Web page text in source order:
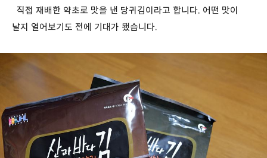
직접 재배한 약초로 맛을 낸 당귀김이라고 합니다. 어떤 맛이
날지 열어보기도 전에 기대가 됐습니다.